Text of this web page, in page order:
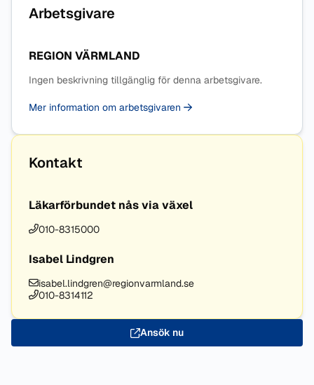
Arbetsgivare
REGION VÄRMLAND
Ingen beskrivning tillgänglig för denna arbetsgivare.
Mer information om arbetsgivaren
Kontakt
Läkarförbundet nås via växel
010-8315000
Isabel Lindgren
isabel.lindgren@regionvarmland.se
010-8314112
Ansök nu